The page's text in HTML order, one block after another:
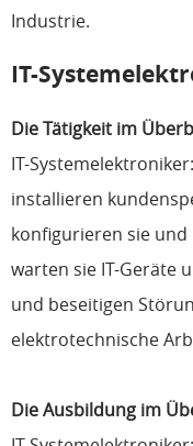
Industrie.
IT-
Die Tätigkeit im
IT-
installieren
konfigurieren sie und
warten sie IT-Geräte
und beseitigen
elektrotechnische
Die Ausbildung im